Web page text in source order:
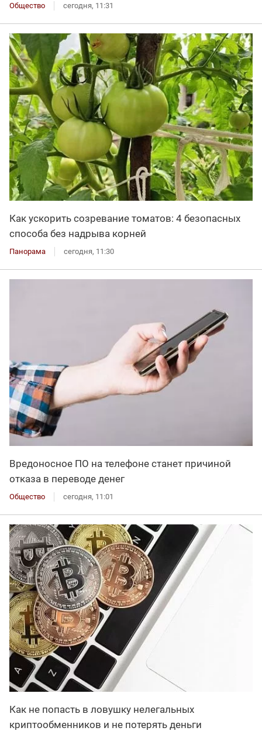
Общество сегодня, 11:31
Как ускорить созревание томатов: 4 безопасных
способа без надрыва корней
Панорама сегодня, 11:30
Вредоносное ПО на телефоне станет причиной
отказа в переводе денег
Общество сегодня, 11:01
Как не попасть в ловушку нелегальных
криптообменников и не потерять деньги